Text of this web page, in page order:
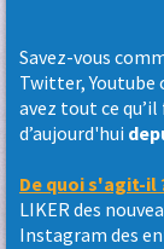
Savez-vous
Twitter, Youtube
avez tout ce
d’aujourd'hui
De quoi s'agit-il
LIKER des
Instagram des